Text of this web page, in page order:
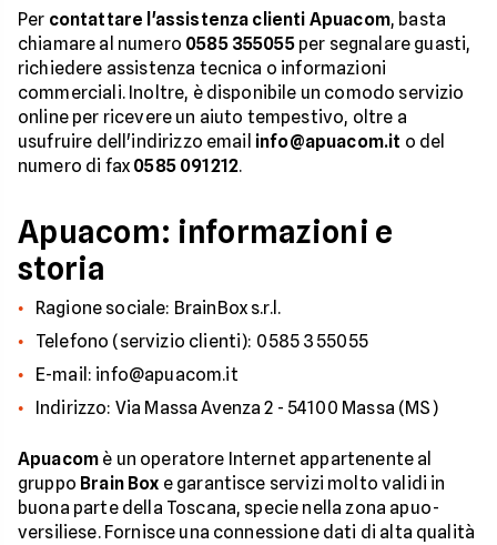
Per contattare l'assistenza clienti Apuacom, basta
chiamare al numero 0585 355055per segnalare guasti,
richiedere assistenza tecnica o informazioni
commerciali. Inoltre, è disponibile un comodo servizio
online per ricevere un aiuto tempestivo, oltre a
usufruire dell'indirizzo email info@apuacom.it o del
numero di fax 0585 091212.
Apuacom: informazioni e
storia
Ragione sociale: BrainBox s.r.l.
Telefono (servizio clienti): 0585 355055
E-mail: info@apuacom.it
Indirizzo: Via Massa Avenza 2 - 54100 Massa (MS)
Apuacom è un operatore Internet appartenente al
gruppo Brain Box e garantisce servizi molto validi in
buona parte della Toscana, specie nella zona apuo-
versiliese. Fornisce una connessione dati di alta qualità